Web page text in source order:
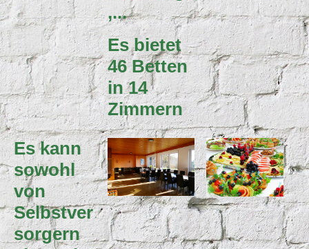
,...
Es bietet
46 Betten
in 14
Zimmern
Es kann
sowohl
von
Selbstver
sorgern